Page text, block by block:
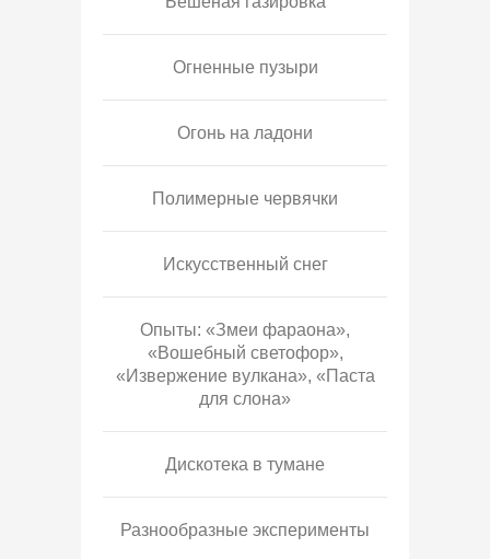
Огненные пузыри
Огонь на ладони
Полимерные червячки
Искусственный снег
Опыты: «Змеи фараона»,
«Вошебный светофор»,
«Извержение вулкана», «Паста
для слона»
Дискотека в тумане
Разнообразные эксперименты